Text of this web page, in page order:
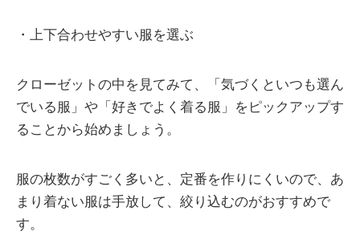
・上下合わせやすい服を選ぶ
クローゼットの中を見てみて、「気づくといつも選ん
でいる服」や「好きでよく着る服」をピックアップす
ることから始めましょう。
服の枚数がすごく多いと、定番を作りにくいので、あ
まり着ない服は手放して、絞り込むのがおすすめで
す。